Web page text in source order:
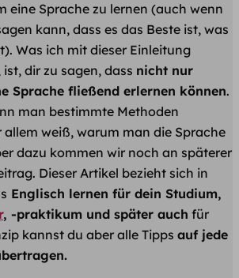
eine Sprache zu lernen (auch wenn
kann, dass es das Beste ist, was
Was ich mit dieser Einleitung
dir zu sagen, dass nicht nur
Sprache fließend erlernen können.
man bestimmte Methoden
weiß, warum man die Sprache
dazu kommen wir noch an späterer
Dieser Artikel bezieht sich in
Englisch lernen für dein Studium,
, -praktikum und später auch für
kannst du aber alle Tipps auf jede